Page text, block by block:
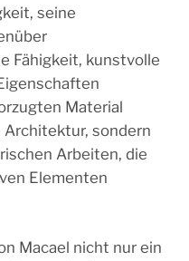
seine
Fähigkeit, kunstvolle
Material
sondern
Arbeiten, die
Elementen
Macael nicht nur ein